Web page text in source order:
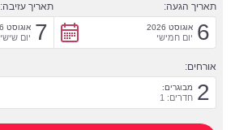
תאריך הגעה:
6 אוגוסט 2026
יום חמישי
תאריך עזיבה:
7 אוגוסט 2026
יום שישי
אורחים:
2 מבוגרים:
חדרים: 1